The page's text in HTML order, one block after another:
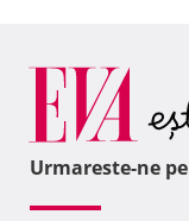
Urmareste-ne pe